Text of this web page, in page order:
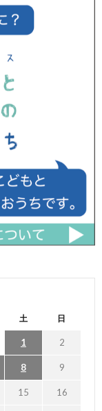
土 日
1 2
8 9
15 16